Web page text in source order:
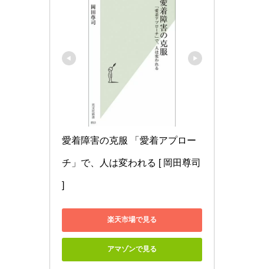
愛着障害の克服 「愛着アプロー
チ」で、人は変われる [ 岡田尊司
]
楽天市場で見る
アマゾンで見る